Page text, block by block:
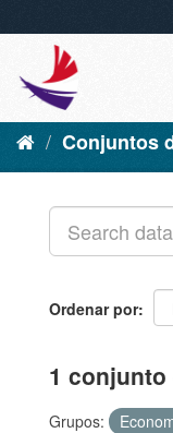
Conjuntos
Ordenar por
1
Grupos: